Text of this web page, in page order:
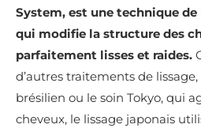
System, est une technique
qui modifie la structure des
parfaitement lisses et raides.
d’autres traitements de
brésilien ou le soin Tokyo, qui
cheveux, le lissage japonais